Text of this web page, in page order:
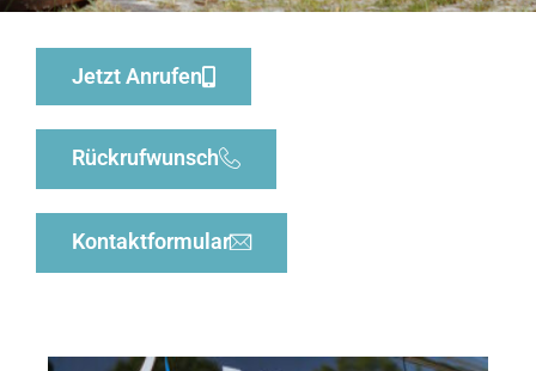
Jetzt Anrufen
Rückrufwunsch
Kontaktformular